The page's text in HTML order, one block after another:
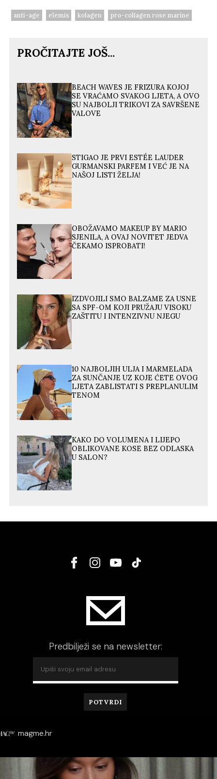
anti-age elemis kolagen pro-collagen rose marine
PROČITAJTE JOŠ...
BEACH WAVES JE FRIZURA KOJOJ
SE VRAĆAMO SVAKOG LJETA, A OVO
SU NAJBOLJI TRIKOVI ZA SAVRŠENE
VALOVE
STIGAO JE PRVI ESTÉE LAUDER
GURMANSKI PARFEM I VEĆ JE NA
NAŠOJ LISTI ŽELJA!
OBOŽAVAMO MAKEUP BY MARIO
SJENILA, A OVAJ NOVITET JEDVA
ČEKAMO ISPROBATI!
IZDVOJILI SMO BALZAME ZA USNE
SA SPF-OM KOJI PRUŽAJU VISOKU
ZAŠTITU I INTENZIVNU NJEGU
10 NAJBOLJIH ULJA I MARMELADA
ZA SUNČANJE UZ KOJE ĆETE OVOG
LJETA ZABLISTATI S PREPLANULIM
TENOM
KAKO DO VOLUMENA I LIJEPO
OBLIKOVANE KOSE BEZ ODLASKA
U SALON?
Predbilježi se na newsletter:
magme.hr